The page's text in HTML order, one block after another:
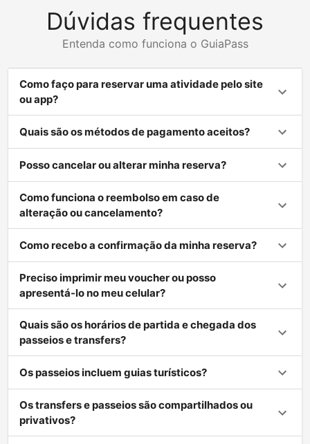
Dúvidas frequentes
Entenda como funciona o GuiaPass
Como faço para reservar uma atividade pelo site
ou app?
Quais são os métodos de pagamento aceitos?
Posso cancelar ou alterar minha reserva?
Como funciona o reembolso em caso de
alteração ou cancelamento?
Como recebo a confirmação da minha reserva?
Preciso imprimir meu voucher ou posso
apresentá-lo no meu celular?
Quais são os horários de partida e chegada dos
passeios e transfers?
Os passeios incluem guias turísticos?
Os transfers e passeios são compartilhados ou
privativos?